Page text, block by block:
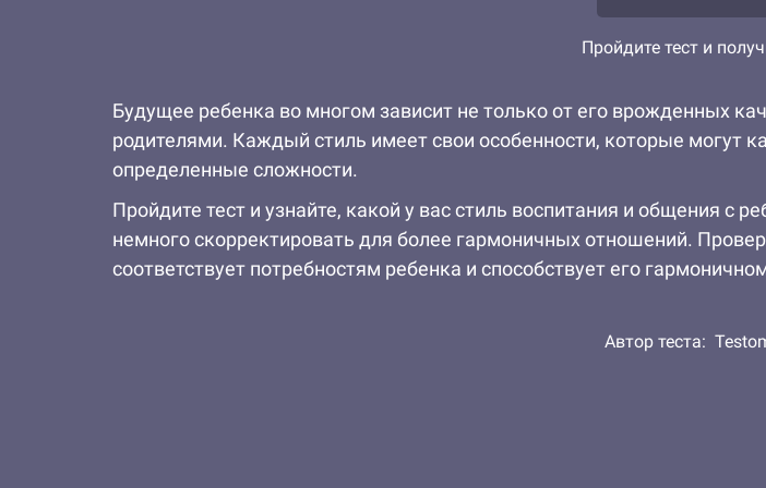
Пройдите тест и
Будущее ребенка во многом зависит не только от его врожденных
родителями. Каждый стиль имеет свои особенности, которые могут
определенные сложности.
Пройдите тест и узнайте, какой у вас стиль воспитания и общения с
немного скорректировать для более гармоничных отношений.
соответствует потребностям ребенка и способствует его
Автор теста: